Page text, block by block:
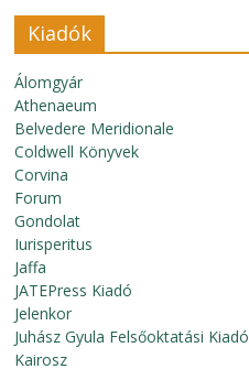
Kiadók
Álomgyár
Athenaeum
Belvedere Meridionale
Coldwell Könyvek
Corvina
Forum
Gondolat
Iurisperitus
Jaffa
JATEPress Kiadó
Jelenkor
Juhász Gyula Felsőoktatási Kiadó
Kairosz